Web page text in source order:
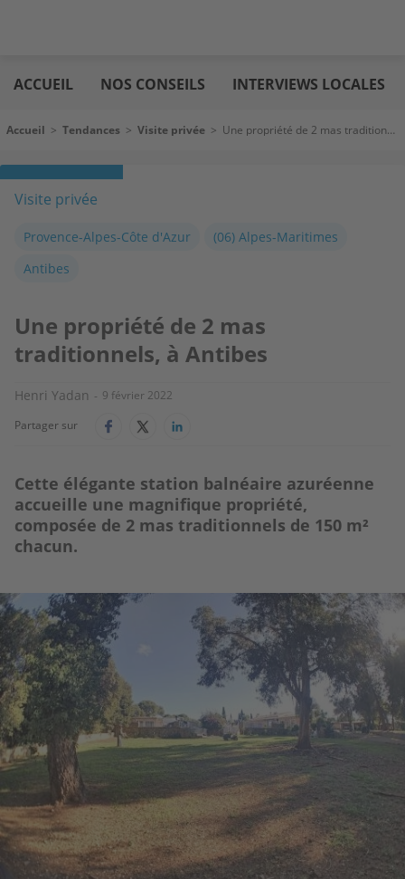
au
contenu
immo
ACCUEIL NOS CONSEILS INTERVIEWS LOCALES
Fil d'Ariane
Accueil > Tendances > Visite privée > Une propriété de 2 mas traditionnels, à Antibes
Visite privée
Provence-Alpes-Côte d'Azur
(06) Alpes-Maritimes
Antibes
Une propriété de 2 mas
traditionnels, à Antibes
Henri Yadan
9 février 2022
Partager sur
Cette élégante station balnéaire azuréenne
accueille une magnifique propriété,
composée de 2 mas traditionnels de 150 m²
chacun.
Image